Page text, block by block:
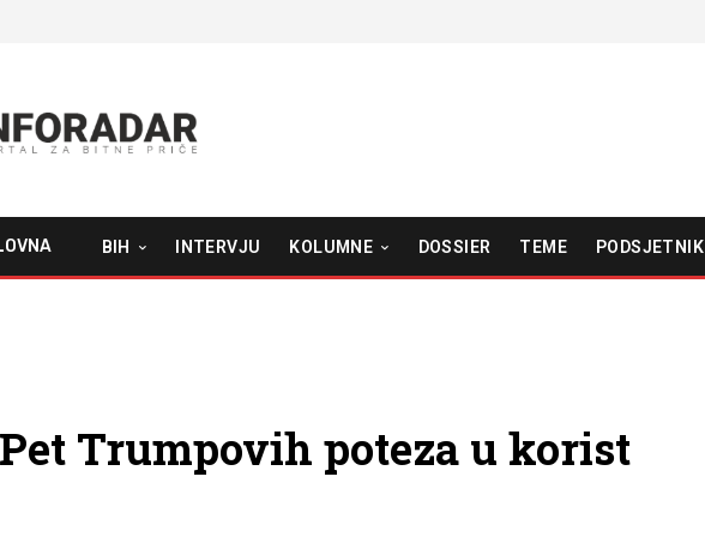
BIH INTERVJU KOLUMNE DOSSIER TEME PODSJETNIK
Trumpovih poteza u korist